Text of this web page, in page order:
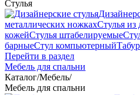
Стулья
металлических ножкахСтулья из
кожейСтулья штабелируемые
барныеСтул компьютерный
Перейти в раздел
Мебель для спальни
Каталог/Мебель/
Мебель для спальни